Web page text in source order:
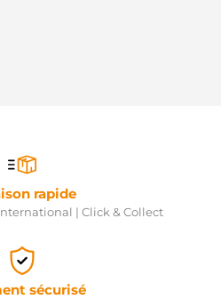
rapide
| Click & Collect
sécurisé